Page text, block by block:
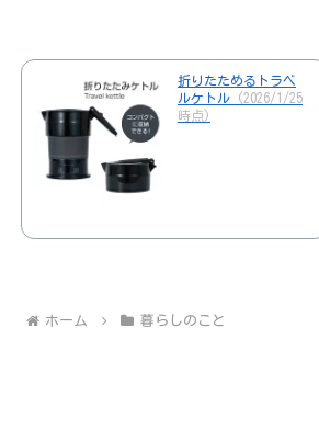
折りたためるトラベ
ルケトル
(2026/1/25
時点)
ホーム 暮らしのこと